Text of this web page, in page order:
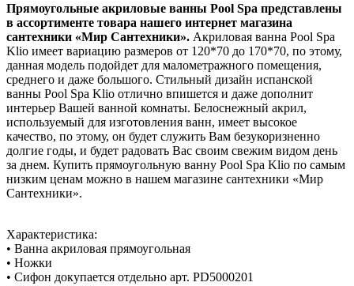
Прямоугольные акриловые ванны Pool Spa представлены
в ассортименте товара нашего интернет магазина
сантехники «Мир Сантехники». Акриловая ванна Pool Spa
Klio имеет вариацию размеров от 120*70 до 170*70, по этому,
данная модель подойдет для малометражного помещения,
среднего и даже большого. Стильный дизайн испанской
ванны Pool Spa Klio отлично впишется и даже дополнит
интерьер Вашей ванной комнаты. Белоснежный акрил,
используемый для изготовления ванн, имеет высокое
качество, по этому, он будет служить Вам безукоризненно
долгие годы, и будет радовать Вас своим свежим видом день
за днем. Купить прямоугольную ванну Pool Spa Klio по самым
низким ценам можно в нашем магазине сантехники «Мир
Сантехники».
Характеристика:
• Ванна акриловая прямоугольная
• Ножки
• Сифон докупается отдельно арт. PD5000201